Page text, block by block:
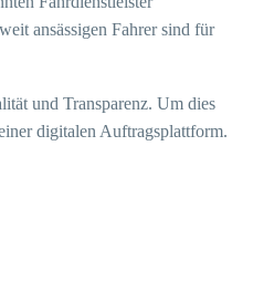
ansässigen Fahrer sind für
und Transparenz. Um dies
digitalen Auftragsplattform.